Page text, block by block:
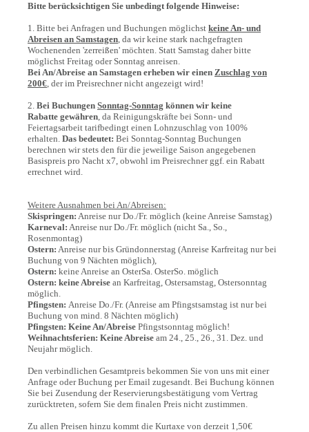
Bitte berücksichtigen Sie unbedingt folgende Hinweise:
1. Bitte bei Anfragen und Buchungen möglichst keine An- und
Abreisen an Samstagen, da wir keine stark nachgefragten
Wochenenden 'zerreißen' möchten. Statt Samstag daher bitte
möglichst Freitag oder Sonntag anreisen.
Bei An/Abreise an Samstagen erheben wir einen Zuschlag von
200€, der im Preisrechner nicht angezeigt wird!
2. Bei Buchungen Sonntag-Sonntag können wir keine
Rabatte gewähren, da Reinigungskräfte bei Sonn- und
Feiertagsarbeit tarifbedingt einen Lohnzuschlag von 100%
erhalten. Das bedeutet: Bei Sonntag-Sonntag Buchungen
berechnen wir stets den für die jeweilige Saison angegebenen
Basispreis pro Nacht x7, obwohl im Preisrechner ggf. ein Rabatt
errechnet wird.
Weitere Ausnahmen bei An/Abreisen:
Skispringen: Anreise nur Do./Fr. möglich (keine Anreise Samstag)
Karneval: Anreise nur Do./Fr. möglich (nicht Sa., So.,
Rosenmontag)
Ostern: Anreise nur bis Gründonnerstag (Anreise Karfreitag nur bei
Buchung von 9 Nächten möglich),
Ostern: keine Anreise an OsterSa. OsterSo. möglich
Ostern: keine Abreise an Karfreitag, Ostersamstag, Ostersonntag
möglich.
Pfingsten: Anreise Do./Fr. (Anreise am Pfingstsamstag ist nur bei
Buchung von mind. 8 Nächten möglich)
Pfingsten: Keine An/Abreise Pfingstsonntag möglich!
Weihnachtsferien: Keine Abreise am 24., 25., 26., 31. Dez. und
Neujahr möglich.
Den verbindlichen Gesamtpreis bekommen Sie von uns mit einer
Anfrage oder Buchung per Email zugesandt. Bei Buchung können
Sie bei Zusendung der Reservierungsbestätigung vom Vertrag
zurücktreten, sofern Sie dem finalen Preis nicht zustimmen.
Zu allen Preisen hinzu kommt die Kurtaxe von derzeit 1,50€